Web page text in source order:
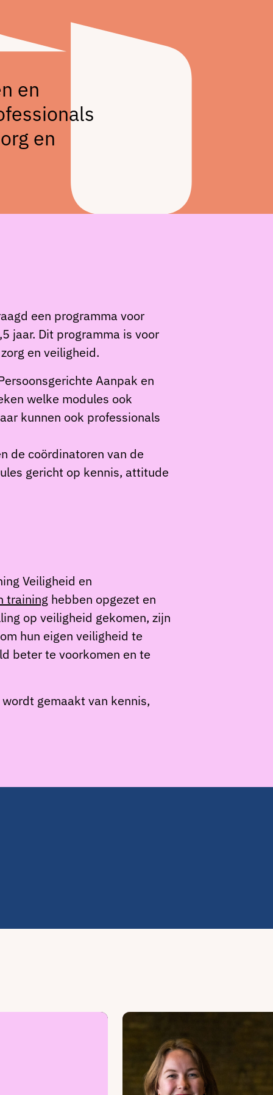
en
en
een programma voor
jaar. Dit programma is voor
en veiligheid.
Aanpak en
welke modules ook
kunnen ook professionals
de coördinatoren van de
gericht op kennis, attitude
Veiligheid en
training hebben opgezet en
op veiligheid gekomen, zijn
hun eigen veiligheid te
beter te voorkomen en te
gemaakt van kennis,